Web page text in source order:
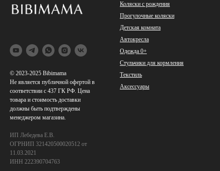
© 2023-2025 Bibimama
Не является публичной офертой в
соответствии с 437 ГК РФ. Цена
товара и стоимость доставки
должны быть подтверждены
менеджером магазина.
ИП Лебедева Е.В.
ОГРНИП 321420500020512 от
11.03.2021
ИНН 222390704763
Коляски с рождения
Прогулочные коляски
Детская комната
Автокресла
Одежда 0+
Стульчики для кормления
Текстиль
Аксессуары